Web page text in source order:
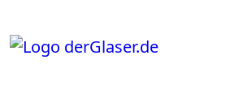
springen